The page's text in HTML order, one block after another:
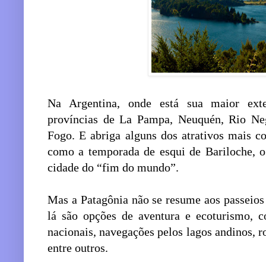
Na Argentina, onde está sua maior
províncias de La Pampa, Neuquén, Rio
Fogo. E abriga alguns dos atrativos mais
como a temporada de esqui de Bariloche,
cidade do “fim do mundo”.
Mas a Patagônia não se resume aos
lá são opções de aventura e ecoturismo,
nacionais, navegações pelos lagos andinos,
entre outros.